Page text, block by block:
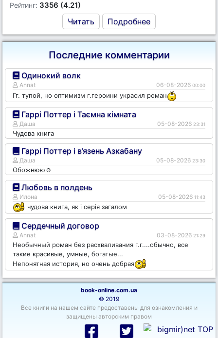
Рейтинг: 3356 (4.21)
Читать Подробнее
Последние комментарии
Одинокий волк
Annat 06-08-2026 00:00
Гг. тупой, но оптимизм г.героини украсил роман
Гаррі Поттер і Таємна кімната
Даша 05-08-2026 23:31
Чудова книга
Гаррі Поттер і в’язень Азкабану
Даша 05-08-2026 23:30
Обожнюю☺️
Любовь в полдень
Илона 05-08-2026 11:43
чудова книга, як і серія загалом
Сердечный договор
Annat 03-08-2026 21:29
Необычный роман без расхваливания г.г....обычно, все
такие красивые, умные, богатые...
Непонятная история, но очень добрая
book-online.com.ua
© 2019
Все книги на нашем сайте предоставены для ознакомления и
защищены авторским правом